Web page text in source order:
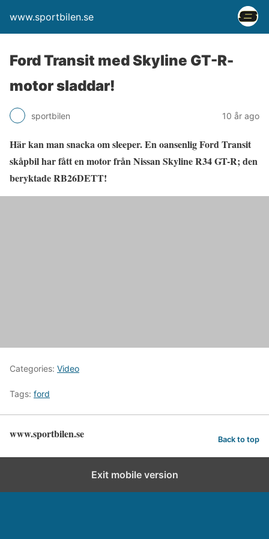
www.sportbilen.se
Ford Transit med Skyline GT-R-
motor sladdar!
sportbilen 10 år ago
Här kan man snacka om sleeper. En oansenlig Ford Transit
skåpbil har fått en motor från Nissan Skyline R34 GT-R; den
beryktade RB26DETT!
Categories: Video
Tags: ford
www.sportbilen.se Back to top
Exit mobile version